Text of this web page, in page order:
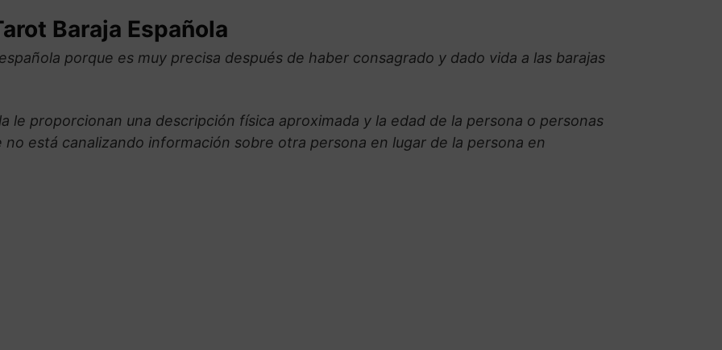
Baraja Española
porque es muy precisa después de haber consagrado y dado vida a las barajas
le proporcionan una descripción física aproximada y la edad de la persona o personas
está canalizando información sobre otra persona en lugar de la persona en